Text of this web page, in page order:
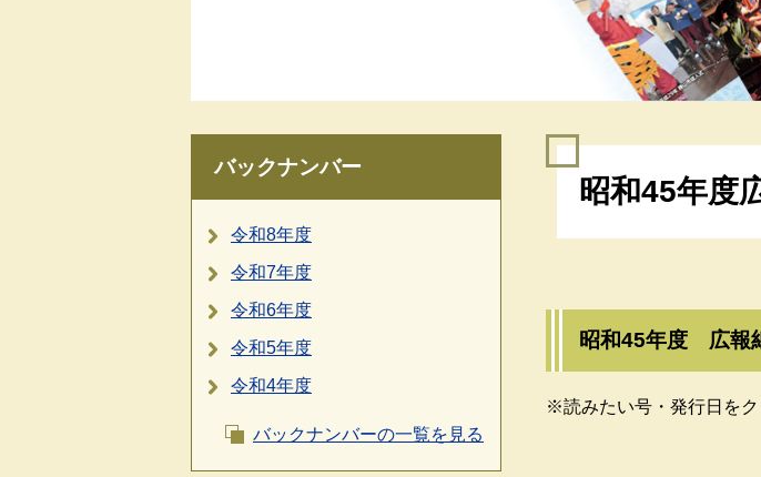
バックナンバー
令和8年度
令和7年度
令和6年度
令和5年度
令和4年度
バックナンバーの一覧を見る
昭和45年度
昭和45年度 広報
※読みたい号・発行日を